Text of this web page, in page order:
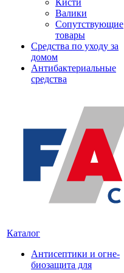
Валики
Сопутствующие
товары
Средства по уходу за
домом
Антибактериальные
средства
Каталог
Антисептики и огне-
биозащита для